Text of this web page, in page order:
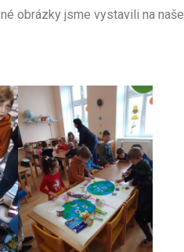
obrázky jsme vystavili na naše